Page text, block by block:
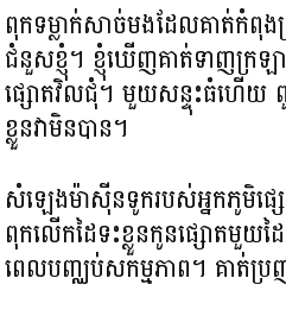
ពុកទម្លាក់សាច់មងដែលគាត់កំពុ
ជំនួសខ្ញុំ។​ ខ្ញុំឃើញគាត់ទាញក្រឡ
ផ្សោតវិលជុំ។ មួយសន្ទុះធំហើយ
ខ្លួនវាមិនបាន។
សំឡេងម៉ាស៊ីនទូករបស់អ្នកភូមិផ្
ពុកលើកដៃទះខ្លួនកូនផ្សោតមួយ
ពេលបញ្ឈប់សកម្មភាព។ គាត់ប្